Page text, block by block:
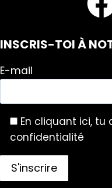
INSCRIS-TOI À
E-mail
En cliquant ici,
confidentialité